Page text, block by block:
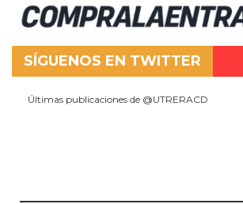
SÍGUENOS EN TWITTER
Últimas publicaciones de @UTRERACD